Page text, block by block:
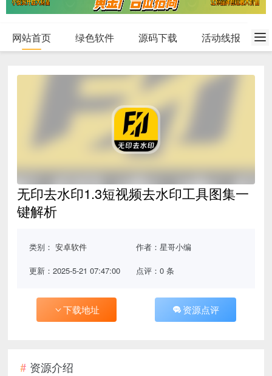
网站首页 绿色软件 源码下载 活动线报
无印去水印1.3短视频去水印工具图集一
键解析
类别：安卓软件 作者：星哥小编
更新：2025-5-21 07:47:00 点评：0 条
下载地址 资源点评
资源介绍